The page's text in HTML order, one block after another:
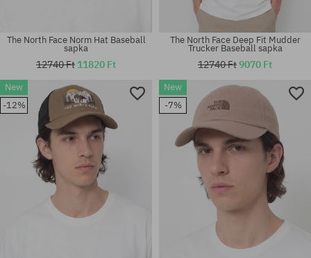
The North Face Norm Hat Baseball
sapka
12740 Ft 11820 Ft
The North Face Deep Fit Mudder
Trucker Baseball sapka
12740 Ft9070 Ft
New
-12%
New
-7%